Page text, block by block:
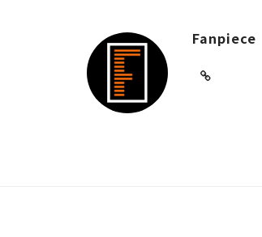
Fanpiece